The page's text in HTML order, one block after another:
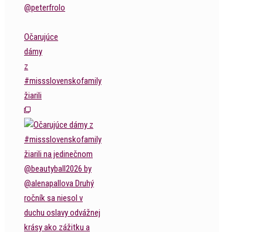
Očarujúce
dámy
z
#missslovenskofamily
žiarili